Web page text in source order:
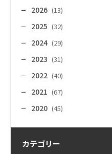
2026 (13)
2025 (32)
2024 (29)
2023 (31)
2022 (40)
2021 (67)
2020 (45)
カテゴリー